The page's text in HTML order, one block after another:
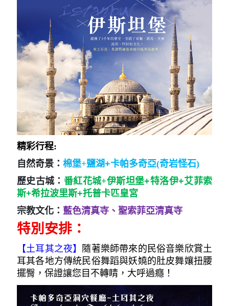
精彩行程:
自然奇景： 棉堡+鹽湖+卡帕多奇亞(奇岩怪石)
歷史古城： 番紅花城+伊斯坦堡+特洛伊+艾菲索
斯+希拉波里斯+托普卡匹皇宮
宗教文化： 藍色清真寺、聖索菲亞清真寺
特別安排：
【土耳其之夜】
隨著樂師帶來的民俗音樂欣賞土
耳其各地方傳統民俗舞蹈與妖嬈的肚皮舞孃扭腰
擺臀，保證讓您目不轉睛，大呼過癮！